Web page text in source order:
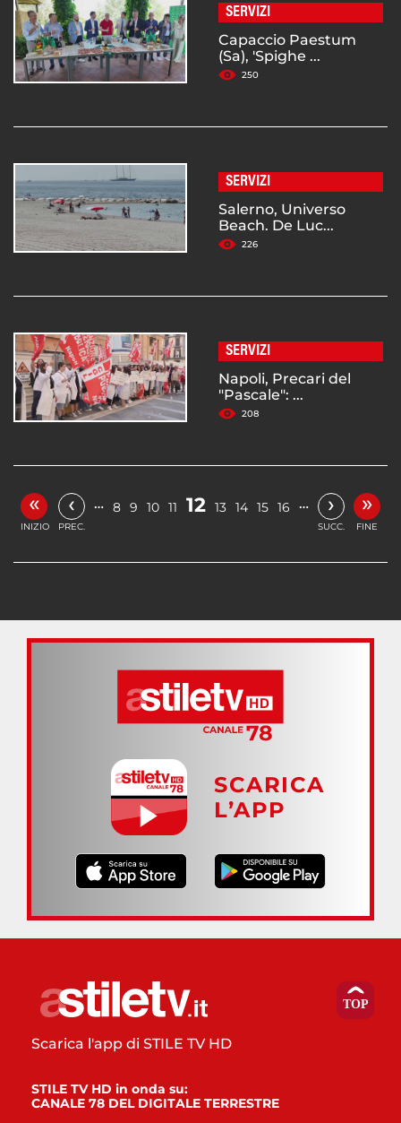
SERVIZI
Capaccio Paestum
(Sa), 'Spighe ...
250
SERVIZI
Salerno, Universo
Beach. De Luc...
226
SERVIZI
Napoli, Precari del
"Pascale": ...
208
«
INIZIO
‹
PREC.
… 8 9 10 11 12 13 14 15 16 … ›
SUCC.
»
FINE
SCARICA
L’APP
Scarica l'app di STILE TV HD
STILE TV HD in onda su:
CANALE 78 DEL DIGITALE TERRESTRE